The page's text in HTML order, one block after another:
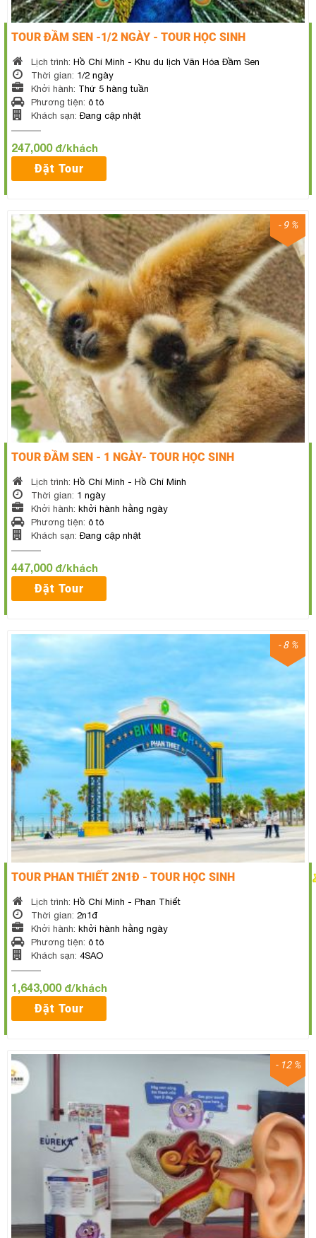
TOUR ĐẦM SEN -1/2 NGÀY - TOUR HỌC SINH
Lịch trình: Hồ Chí Minh - Khu du lịch Văn Hóa Đầm Sen
Thời gian: 1/2 ngày
Khởi hành: Thứ 5 hàng tuần
Phương tiện: ô tô
Khách sạn: Đang cập nhật
247,000 đ/khách
Đặt Tour
- 9 %
TOUR ĐẦM SEN - 1 NGÀY- TOUR HỌC SINH
Lịch trình: Hồ Chí Minh - Hồ Chí Minh
Thời gian: 1 ngày
Khởi hành: khởi hành hằng ngày
Phương tiện: ô tô
Khách sạn: Đang cập nhật
447,000 đ/khách
Đặt Tour
- 8 %
TOUR PHAN THIẾT 2N1Đ - TOUR HỌC SINH
Lịch trình: Hồ Chí Minh - Phan Thiết
Thời gian: 2n1đ
Khởi hành: khởi hành hằng ngày
Phương tiện: ô tô
Khách sạn: 4SAO
1,643,000 đ/khách
Đặt Tour
- 12 %